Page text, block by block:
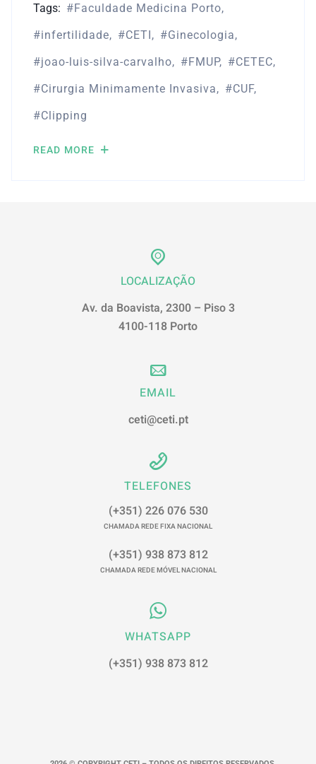
Tags:
Faculdade Medicina Porto
infertilidade
CETI
Ginecologia
joao-luis-silva-carvalho
FMUP
CETEC
Cirurgia Minimamente Invasiva
CUF
Clipping
READ MORE
LOCALIZAÇÃO
Av. da Boavista, 2300 – Piso 3
4100-118 Porto
EMAIL
ceti@ceti.pt
TELEFONES
(+351) 226 076 530
CHAMADA REDE FIXA NACIONAL
(+351) 938 873 812
CHAMADA REDE MÓVEL NACIONAL
WHATSAPP
(+351) 938 873 812